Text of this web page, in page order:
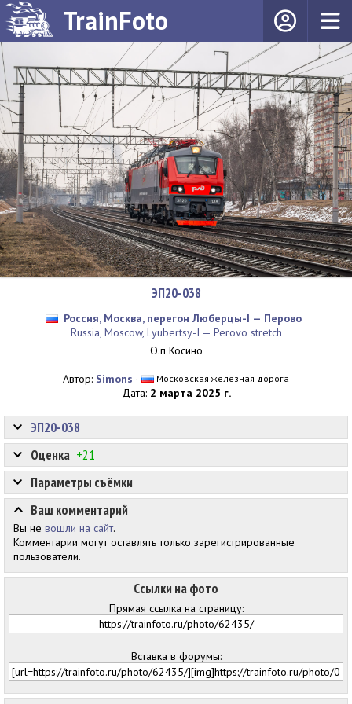
TrainFoto
ЭП20-038
Россия, Москва, перегон Люберцы-I — Перово
Russia, Moscow, Lyubertsy-I — Perovo stretch
О.п Косино
Автор: Simons · Московская железная дорога
Дата: 2 марта 2025 г.
Оценка +21
Ссылки на фото
Прямая ссылка на страницу:
Вставка в форумы:
ЭП20-038
Параметры съёмки
Ваш комментарий
Вы не вошли на сайт.
Комментарии могут оставлять только зарегистрированные
пользователи.